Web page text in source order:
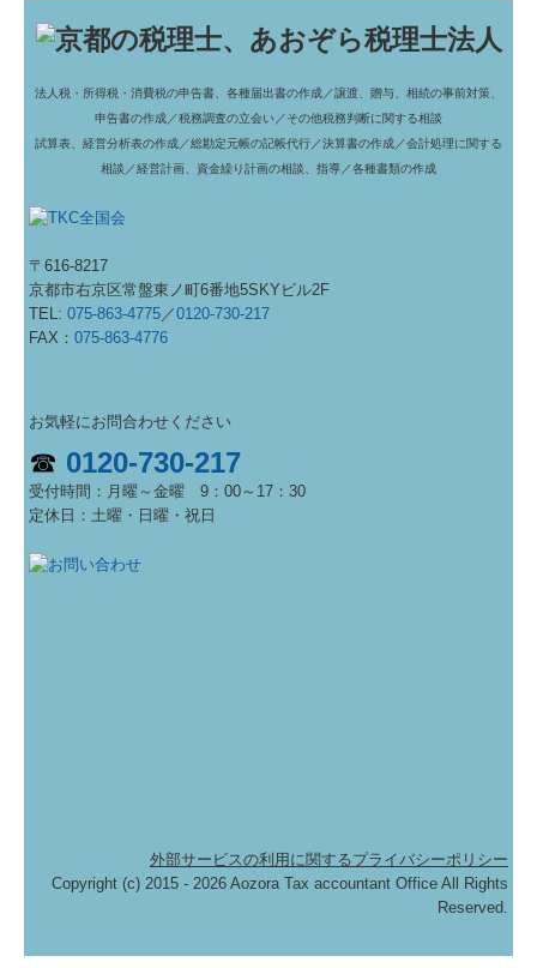
法人税・所得税・消費税の申告書、各種届出書の作成／譲渡、贈与、相続の事前対策、
申告書の作成／税務調査の立会い／その他税務判断に関する相談
試算表、経営分析表の作成／総勘定元帳の記帳代行／決算書の作成／会計処理に関する
相談／経営計画、資金繰り計画の相談、指導／各種書類の作成
〒616-8217
京都市右京区常盤東ノ町6番地5SKYビル2F
TEL:075-863-4775／0120-730-217
FAX：075-863-4776
お気軽にお問合わせください
☎ 0120-730-217
受付時間： 月曜～金曜 9：00～17：30
定休日：土曜・日曜・祝日
外部サービスの利用に関するプライバシーポリシー
Copyright (c) 2015 - 2026 Aozora Tax accountant Office All Rights
Reserved.